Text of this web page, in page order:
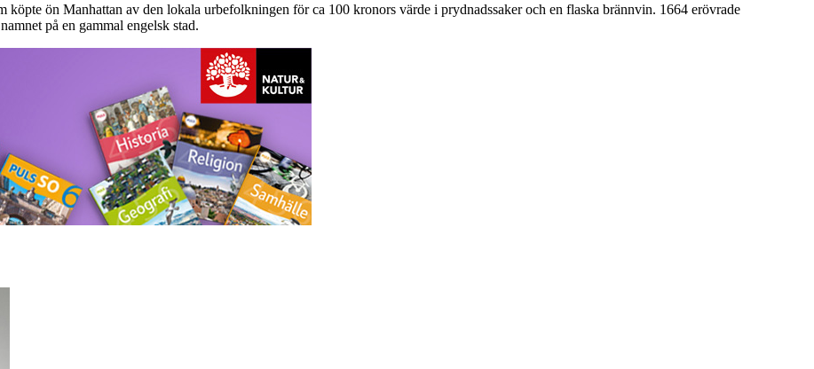
ön Manhattan av den lokala urbefolkningen för ca 100 kronors värde i prydnadssaker och en flaska brännvin. 1664 erövrade
på en gammal engelsk stad.